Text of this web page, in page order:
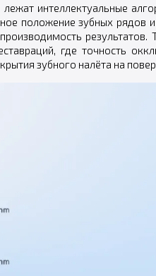
лежат интеллектуальные
положение зубных рядов
где точность
зубного налёта на